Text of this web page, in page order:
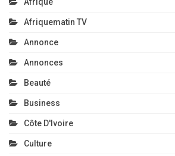
Afrique
Afriquematin TV
Annonce
Annonces
Beauté
Business
Côte D'Ivoire
Culture